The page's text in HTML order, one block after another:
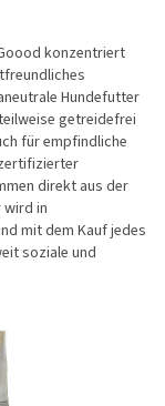
konzentriert
Hundefutter
getreidefrei
für empfindliche
direkt aus der
in
mit dem Kauf jedes
soziale und